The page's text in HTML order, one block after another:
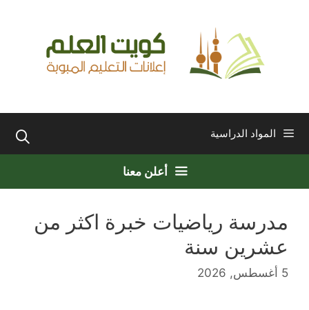
المواد الدراسية
أعلن معنا
مدرسة رياضيات خبرة اكثر من
عشرين سنة
5 أغسطس, 2026